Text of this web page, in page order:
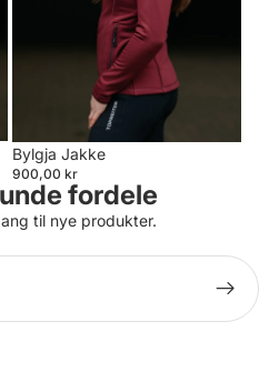
Bylgja Jakke
900,00 kr
fordele
til nye produkter.